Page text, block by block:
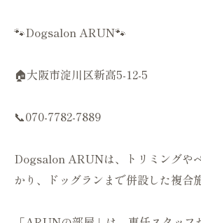
🐾Dogsalon ARUN🐾
🏠大阪市淀川区新高5-12-5
📞070-7782-7889
Dogsalon ARUNは、トリミングや
かり、ドッグランまで併設した複合